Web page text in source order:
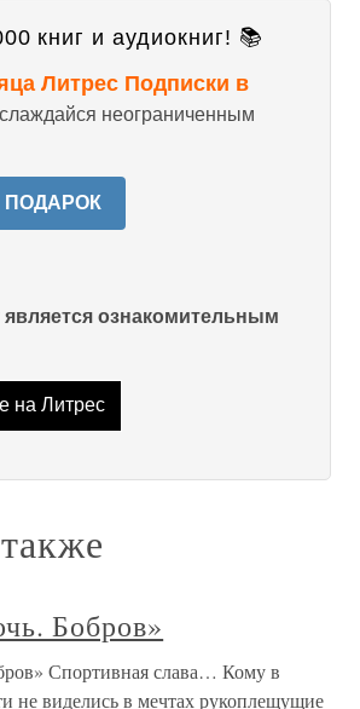
книг и аудиокниг! 📚
Литрес Подписки в
неограниченным
ПОДАРОК
ознакомительным
на Литрес
Бобров»
Спортивная слава… Кому в
не виделись в мечтах рукоплещущие